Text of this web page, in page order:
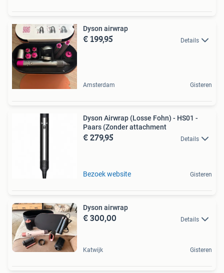
Dyson airwrap
€ 199,95 Details
Amsterdam Gisteren
Dyson Airwrap (Losse Fohn) - HS01 -
Paars (Zonder attachment
€ 279,95 Details
Bezoek website Gisteren
Dyson airwrap
€ 300,00 Details
Katwijk Gisteren